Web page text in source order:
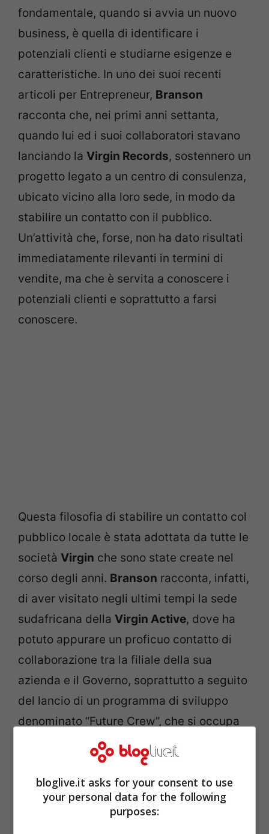
fondamentale, quando si avvia un nuovo
business, è quella di identificare i
potenziali clienti e studiarne esigenze e
caratteristiche. In uno dei suoi recenti
articoli per Entrepreneur, Branson
racconta che, nei primi anni settanta,
quando lui ed i suoi collaboratori stavano
lanciando la Virgin Records, sostennero un
progetto legato a un centro di consulenza,
ubicato vicino alla loro sede, in modo da
stabilire un contatto con il pubblico.
Un’attività che, forse, non ha dato risultati
immediatamente rilevanti in termini di
vendite, ma che è servita a conoscere i
potenziali clienti e soprattutto a farsi
conoscere.
Questa filosofia di stabilire un contatto col
pubblico locale è stata adottata da tutte le
società Virgin che sono state create nel
corso degli anni. Branson racconta, infatti,
di aver visitato negli ultimi tempi la sede
sudafricana della Virgin Active, dove ha
potuto appurare un proficuo contatto di
collaborazione tra la filiale della sua
azienda e il Governo, soprattutto a seguito
del lancio di un programma di sviluppo
denominato “Future Crew”, che si occupa
di integrare i programmi scolastici con
attività sportiva. La Hill Senior Secondary
School, situata in uno dei quartieri più
poveri di Città del Capo, è stata, infatti,
bloglive.it asks for your consent to use
your personal data for the following
purposes: